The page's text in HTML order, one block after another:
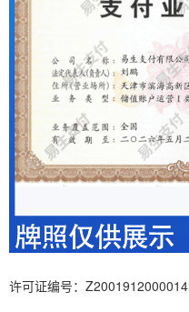
许可证编号：Z2001912000014